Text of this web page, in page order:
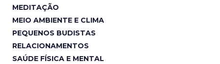
MEDITAÇÃO
MEIO AMBIENTE E CLIMA
PEQUENOS BUDISTAS
RELACIONAMENTOS
SAÚDE FÍSICA E MENTAL